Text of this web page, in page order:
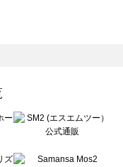
スモス）の一覧
覧